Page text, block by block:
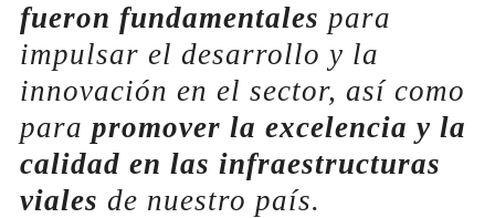
fueron fundamentales para
impulsar el desarrollo y la
innovación en el sector, así como
para promover la excelencia y la
calidad en las infraestructuras
viales de nuestro país.